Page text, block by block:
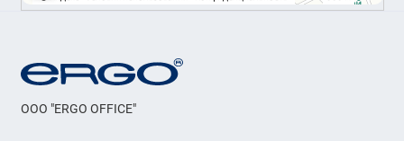
OOO "ERGO OFFICE"